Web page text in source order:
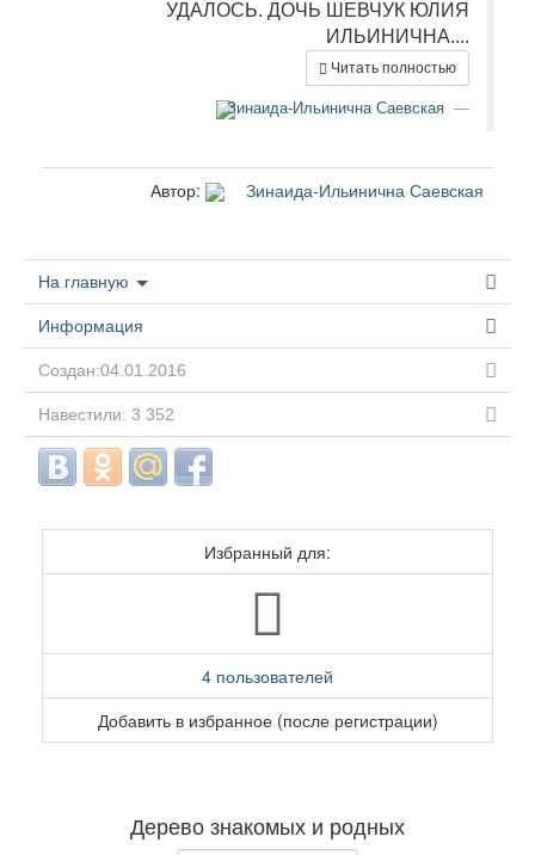
УДАЛОСЬ. ДОЧЬ ШЕВЧУК ЮЛИЯ
ИЛЬИНИЧНА....
Читать полностью
Зинаида-Ильинична Саевская
Автор: Зинаида-Ильинична Саевская
На главную
Информация
Создан:04.01.2016
Навестили: 3 352
Избранный для:
4 пользователей
Добавить в избранное (после регистрации)
Дерево знакомых и родных